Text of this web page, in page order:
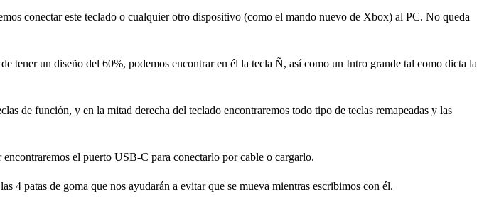
conectar este teclado o cualquier otro dispositivo (como el mando nuevo de Xbox) al PC. No queda
tener un diseño del 60%, podemos encontrar en él la tecla Ñ, así como un Intro grande tal como dicta la
de función, y en la mitad derecha del teclado encontraremos todo tipo de teclas remapeadas y las
el puerto USB-C para conectarlo por cable o cargarlo.
4 patas de goma que nos ayudarán a evitar que se mueva mientras escribimos con él.